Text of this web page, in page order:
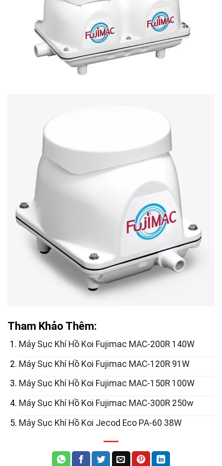
Tham Khảo Thêm:
Máy Sục Khí Hồ Koi Fujimac MAC-200R 140W
Máy Sục Khí Hồ Koi Fujimac MAC-120R 91W
Máy Sục Khí Hồ Koi Fujimac MAC-150R 100W
Máy Sục Khí Hồ Koi Fujimac MAC-300R 250w
Máy Sục Khí Hồ Koi Jecod Eco PA-60 38W